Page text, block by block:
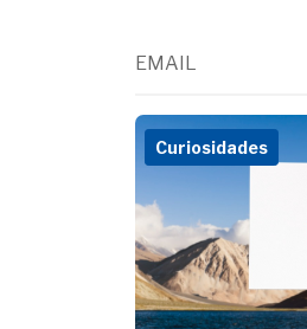
EMAIL
Curiosidades